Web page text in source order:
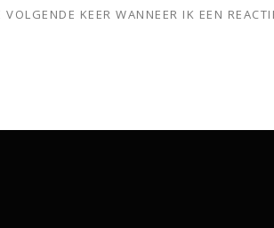
KEER WANNEER IK EEN